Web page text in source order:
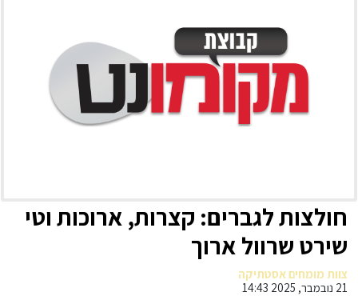
חולצות לגברים: קצרות, ארוכות וטי
שירט שרוול ארוך
צוות מומחים אסטתיקה
21 נובמבר, 2025 14:43